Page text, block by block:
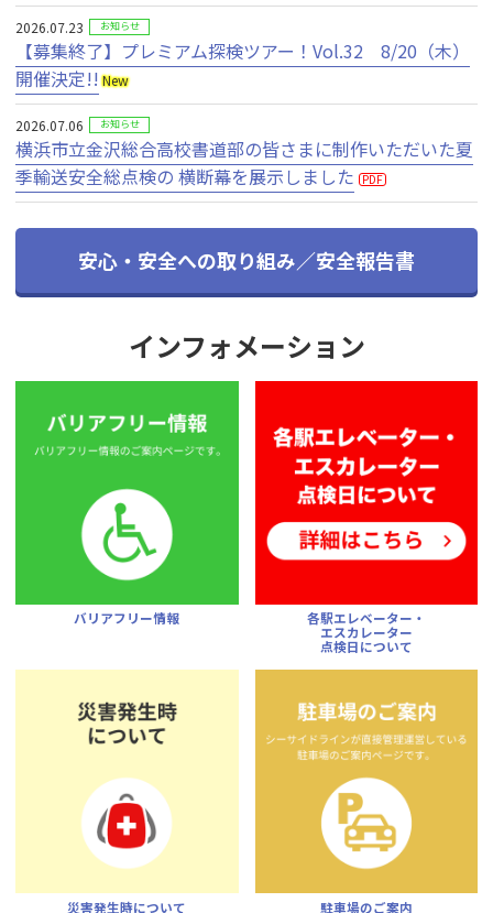
2026.07.23 お知らせ
【募集終了】プレミアム探検ツアー！Vol.32 8/20（木）
開催決定!! New
2026.07.06 お知らせ
横浜市立金沢総合高校書道部の皆さまに制作いただいた夏
季輸送安全総点検の 横断幕を展示しました PDF
安心・安全への取り組み／安全報告書
インフォメーション
バリアフリー情報 各駅エレベーター・
エスカレーター
点検日について
災害発生時について 駐車場のご案内